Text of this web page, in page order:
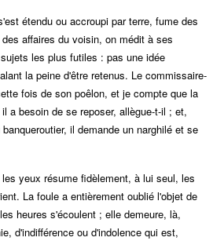
étendu ou accroupi par terre, fume des
affaires du voisin, on médit à ses
les plus futiles : pas une idée
la peine d'être retenus. Le commissaire-
fois de son poêlon, et je compte que la
a besoin de se reposer, allègue-t-il ; et,
il demande un narghilé et se
yeux résume fidèlement, à lui seul, les
La foule a entièrement oublié l'objet de
heures s'écoulent ; elle demeure, là,
d'indifférence ou d'indolence qui est,